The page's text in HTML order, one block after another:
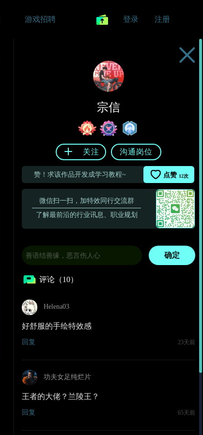
游戏招聘 登录 注册
宗信
关注 沟通岗位
赞！求该作品开发成学习教程~ 点赞 12次
微信扫一扫，加特效同行交流群
了解最前沿的行业讯息、职业规划
确定
评论（10）
Helena03
好舒服的手绘特效感
回复 23天前
功夫女足纯烂片
王者的大佬？兰陵王？
回复 65天前